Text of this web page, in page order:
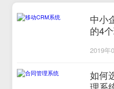
中小
的4
2019年
如何
理系